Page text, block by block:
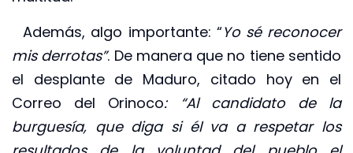
Además, algo importante: “Yo sé reconocer
mis derrotas”. De manera que no tiene sentido
el desplante de Maduro, citado hoy en el
Correo del Orinoco: “Al candidato de la
burguesía, que diga si él va a respetar los